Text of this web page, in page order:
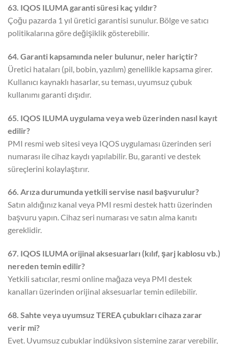
63. IQOS ILUMA garanti süresi kaç yıldır?
Çoğu pazarda 1 yıl üretici garantisi sunulur. Bölge ve satıcı
politikalarına göre değişiklik gösterebilir.
64. Garanti kapsamında neler bulunur, neler hariçtir?
Üretici hataları (pil, bobin, yazılım) genellikle kapsama girer.
Kullanıcı kaynaklı hasarlar, su teması, uyumsuz çubuk
kullanımı garanti dışıdır.
65. IQOS ILUMA uygulama veya web üzerinden nasıl kayıt
edilir?
PMI resmi web sitesi veya IQOS uygulaması üzerinden seri
numarası ile cihaz kaydı yapılabilir. Bu, garanti ve destek
süreçlerini kolaylaştırır.
66. Arıza durumunda yetkili servise nasıl başvurulur?
Satın aldığınız kanal veya PMI resmi destek hattı üzerinden
başvuru yapın. Cihaz seri numarası ve satın alma kanıtı
gereklidir.
67. IQOS ILUMA orijinal aksesuarları (kılıf, şarj kablosu vb.)
nereden temin edilir?
Yetkili satıcılar, resmi online mağaza veya PMI destek
kanalları üzerinden orijinal aksesuarlar temin edilebilir.
68. Sahte veya uyumsuz TEREA çubukları cihaza zarar
verir mi?
Evet. Uyumsuz çubuklar indüksiyon sistemine zarar verebilir,